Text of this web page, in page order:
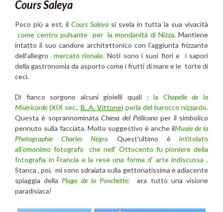
Cours Saleya
Poco più a est, il Cours Saleya si svela in tutta la sua vivacità
come centro pulsante per la mondanità di Nizza. Mantiene
intatto il suo candore architettonico con l’aggiunta frizzante
dell’allegro
mercato rionale. Noti sono i suoi fiori e i sapori
della gastronomia da asporto come i frutti di mare e le torte di
ceci.
Di fianco sorgono alcuni gioielli quali :la Chapelle de la
Miséricorde(XIX sec., B. A. Vittone) perla del barocco nizzardo.
Questa è soprannominataChiesa del Pellicanoper il simbolico
pennuto sulla facciata. Molto suggestivo è anche ilMusée de la
Photographie Charles Nègre. Quest’ultimo èintitolato
all’omonimo fotografo che nell’ Ottocento fu pioniere della
fotografia in Francia e la rese una forma d’ arte indiscussa .
Stanca , poi, mi sono sdraiata sulla gettonatissima e adiacente
spiaggia della Plage de la Ponchette: era tutto una visione
paradisiaca!